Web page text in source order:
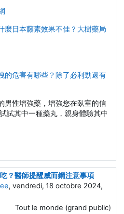
麼日本藤素效果不佳？大樹藥局
的危害有哪些？除了必利勁還有
男性增強藥，增強您在臥室的信
試其中一種藥丸，親身體驗其中
？醫師提醒威而鋼注意事項
, vendredi, 18 octobre 2024,
Tout le monde (grand public)